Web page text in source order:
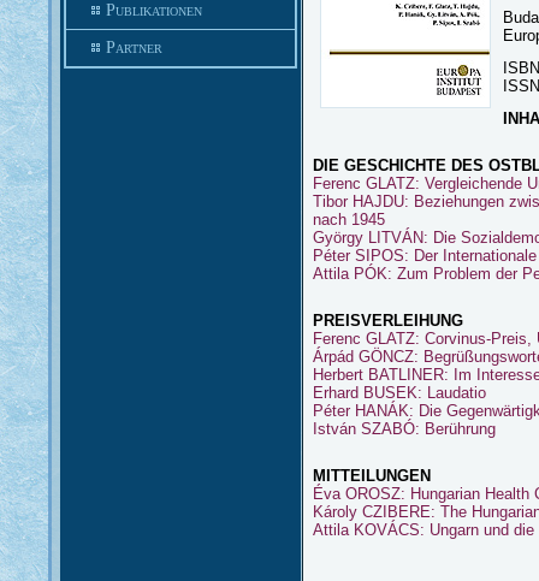
Publikationen
Partner
DIE GESCHICHTE DES
Ferenc GLATZ: Vergleichende
Tibor HAJDU: Beziehungen
nach 1945
György LITVÁN: Die
Péter SIPOS: Der
Attila PÓK: Zum Problem der
PREISVERLEIHUNG
Ferenc GLATZ: Corvinus-Preis,
Árpád GÖNCZ:
Herbert BATLINER: Im
Erhard BUSEK: Laudatio
Péter HANÁK: Die
István SZABÓ: Berührung
MITTEILUNGEN
Éva OROSZ: Hungarian
Károly CZIBERE: The
Attila KOVÁCS: Ungarn und